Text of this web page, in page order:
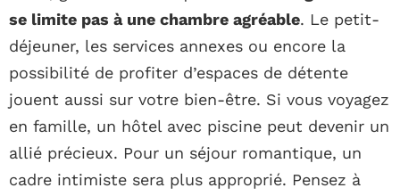
se limite pas à une chambre agréable. Le petit-
déjeuner, les services annexes ou encore la
possibilité de profiter d’espaces de détente
jouent aussi sur votre bien-être. Si vous voyagez
en famille, un hôtel avec piscine peut devenir un
allié précieux. Pour un séjour romantique, un
cadre intimiste sera plus approprié. Pensez à